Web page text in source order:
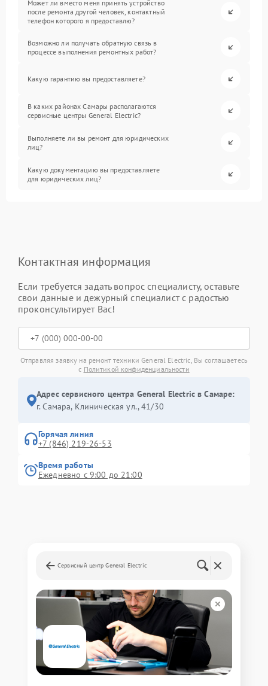
Может ли вместо меня принять устройство
после ремонта другой человек, контактный
телефон которого я предоставлю?
Возможно ли получать обратную связь в
процессе выполнения ремонтных работ?
Какую гарантию вы предоставляете?
В каких районах Самары располагаются
сервисные центры General Electric?
Выполняете ли вы ремонт для юридических
лиц?
Какую документацию вы предоставляете
для юридических лиц?
Контактная информация
Если требуется задать вопрос специалисту, оставьте
свои данные и дежурный специалист с радостью
проконсультирует Вас!
Отправляя заявку на ремонт техники General Electric, Вы соглашаетесь
с Политикой конфиденциальности
Адрес сервисного центра General Electric в Самаре:
г. Самара, Клиническая ул., 41/30
Горячая линия
+7 (846) 219-26-53
Время работы
Ежедневно с 9:00 до 21:00
Сервисный центр General Electric